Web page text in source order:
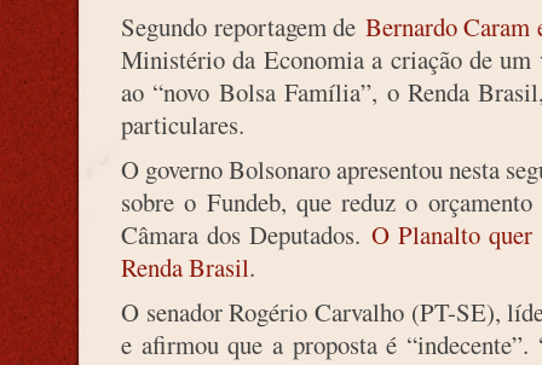
Segundo reportagem de Bernardo
Ministério da Economia a criação de
ao “novo Bolsa Família”, o Renda
particulares.
O governo Bolsonaro apresentou nesta
sobre o Fundeb, que reduz o
Câmara dos Deputados. O Planalto
Renda Brasil.
O senador Rogério Carvalho (PT-SE),
e afirmou que a proposta é